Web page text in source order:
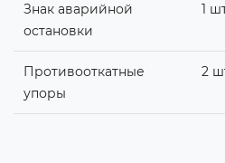
Знак аварийной
остановки
1
Противооткатные
упоры
2